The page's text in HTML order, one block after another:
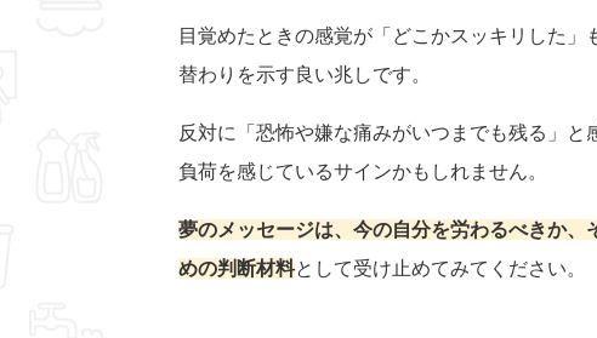
目覚めたときの感覚が「どこかスッキリした
替わりを示す良い兆しです。
反対に「恐怖や嫌な痛みがいつまでも残る」
負荷を感じているサインかもしれません。
夢のメッセージは、今の自分を労わるべきか
めの判断材料として受け止めてみてください。